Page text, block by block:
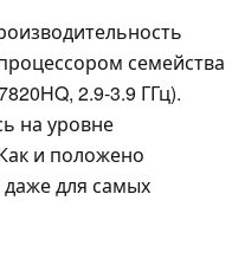
семейства
2.9-3.9 ГГц).
на уровне
и положено
даже для самых